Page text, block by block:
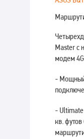
Master с
модем
- Мощный
-
кв.